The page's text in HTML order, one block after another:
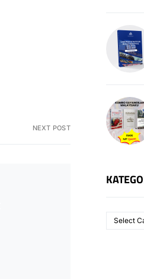
NEXT POST